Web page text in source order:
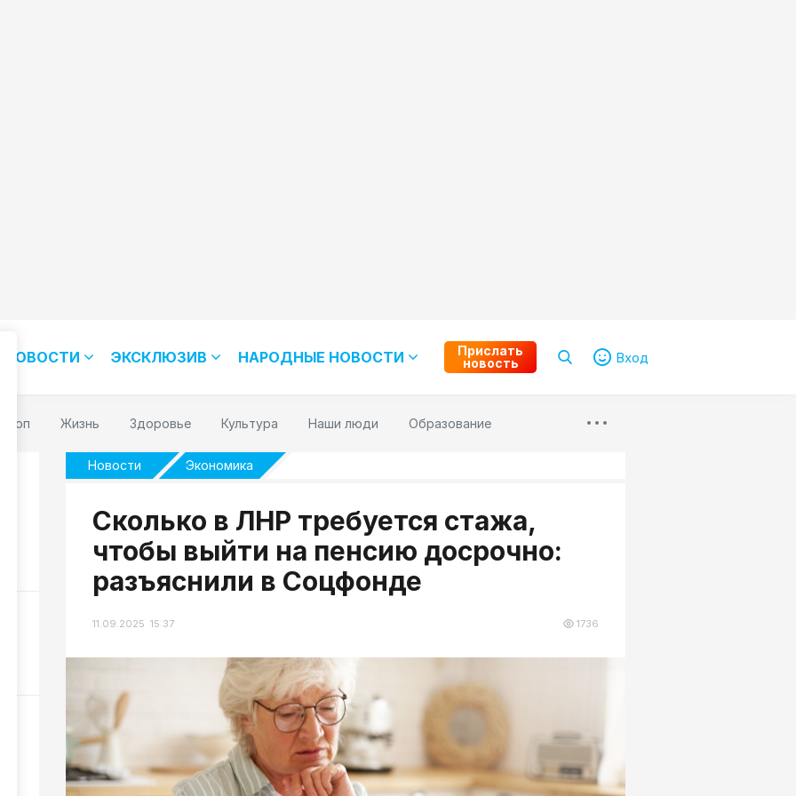
НОВОСТИ ЭКСКЛЮЗИВ НАРОДНЫЕ НОВОСТИ
Прислать
новость
Вход
Жизнь Здоровье Культура Наши люди Образование
Новости Экономика
Сколько в ЛНР требуется стажа,
чтобы выйти на пенсию досрочно:
разъяснили в Соцфонде
11.09.2025 15:37 1736